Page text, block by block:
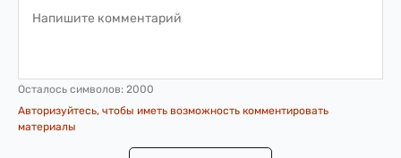
Осталось символов: 2000
Авторизуйтесь, чтобы иметь возможность комментировать
материалы